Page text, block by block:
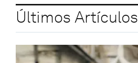
Últimos Artículos